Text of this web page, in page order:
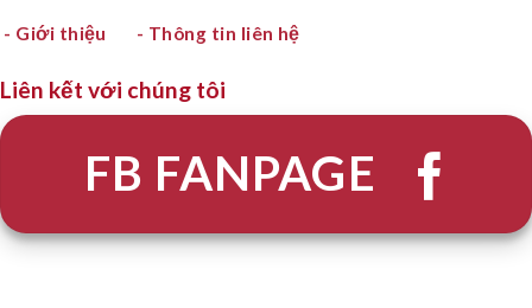
- Giới thiệu - Thông tin liên hệ
Liên kết với chúng tôi
FB FANPAGE